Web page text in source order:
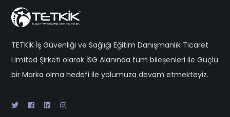
TETKİK İş Güvenliği ve Sağlığı Eğitim Danışmanlık Ticaret
Limited Şirketi olarak İSG Alanında tüm bileşenleri ile Güçlü
bir Marka olma hedefi ile yolumuza devam etmekteyiz.